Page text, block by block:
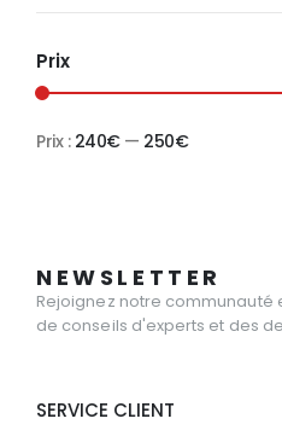
Prix
Prix : 240€— 250€
NEWSLETTER
Rejoignez notre
de conseils d'experts et des
SERVICE CLIENT